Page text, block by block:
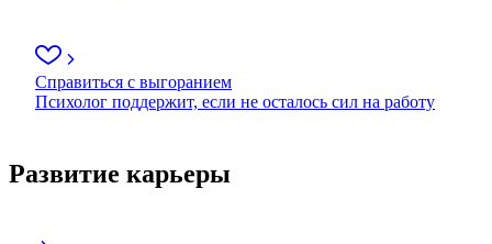
Справиться с выгоранием
Психолог поддержит, если не осталось сил на работу
Развитие карьеры